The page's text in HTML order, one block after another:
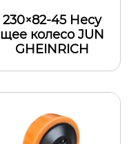
230×82-45 Hесу
щее колесо JUN
GHEINRICH